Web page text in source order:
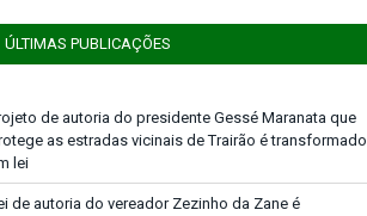
ÚLTIMAS PUBLICAÇÕES
de autoria do presidente Gessé Maranata que
as estradas vicinais de Trairão é transformado
lei
de autoria do vereador Zezinho da Zane é